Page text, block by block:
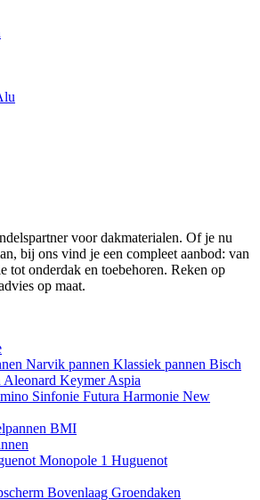
voor dakmaterialen. Of je nu
bij ons vind je een compleet aanbod: van
tot onderdak en toebehoren. Reken op
op maat.
Narvik pannen Klassiek pannen Bisch
Aleonard KeymerAspia
Sinfonie Futura Harmonie New
BMI
Monopole 1 Huguenot
Bovenlaag Groendaken